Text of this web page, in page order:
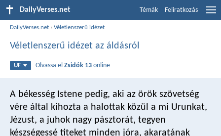
DailyVerses.net Témák Feliratkozás
DailyVerses.net ›Véletlenszerű idézet
Véletlenszerű idézet az áldásról
UF Olvassa elZsidók 13 online
A békesség Istene pedig, aki az örök szövetség
vére által kihozta a halottak közül a mi Urunkat,
Jézust, a juhok nagy pásztorát, tegyen
készségessé titeket minden jóra, akaratának